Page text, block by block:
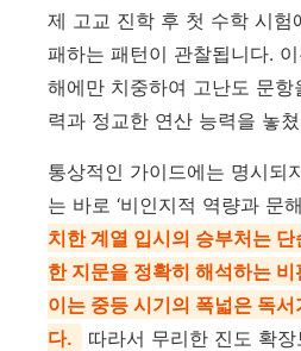
제 고교 진학 후 첫 수학 시험
패하는 패턴이 관찰됩니다.
해에만 치중하여 고난도 문
력과 정교한 연산 능력을 놓
통상적인 가이드에는 명시되
는 바로 ‘비인지적 역량과 문
치한 계열 입시의 승부처는
한 지문을 정확히 해석하는
이는 중등 시기의 폭넓은 독
다.
따라서 무리한 진도 확